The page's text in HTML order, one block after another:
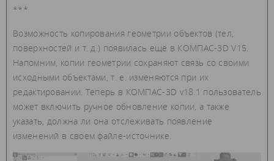
***
Возможность копирования геометрии объектов (тел,
поверхностей и т. д.) появилась ещё в КОМПАС-3D V15.
Напомним, копии геометрии сохраняют связь со своими
исходными объектами, т. е. изменяются при их
редактировании. Теперь в КОМПАС-3D v18.1 пользователь
может включить ручное обновление копии, а также
указать, должна ли она отслеживать появление
изменений в своем файле-источнике.